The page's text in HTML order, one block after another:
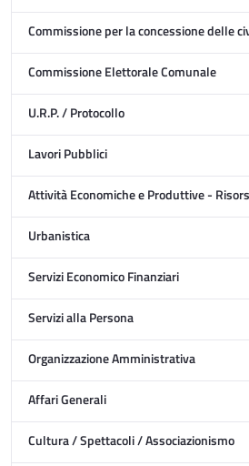
Commissione per la concessione delle
Commissione Elettorale Comunale
U.R.P. / Protocollo
Lavori Pubblici
Attività Economiche e Produttive -
Urbanistica
Servizi Economico Finanziari
Servizi alla Persona
Organizzazione Amministrativa
Affari Generali
Cultura / Spettacoli / Associazionismo